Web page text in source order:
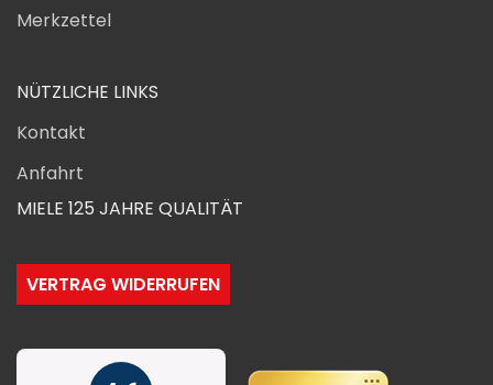
Merkzettel
NÜTZLICHE LINKS
Kontakt
Anfahrt
MIELE 125 JAHRE QUALITÄT
VERTRAG WIDERRUFEN